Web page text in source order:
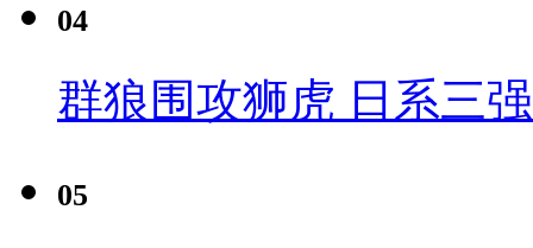
04
群狼围攻狮虎 日系三
05